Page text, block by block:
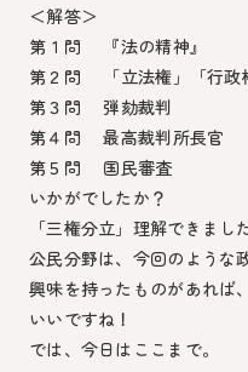
＜解答＞
第１問 『法の精神』
第２問 「立法権」「行政
第３問 弾劾裁判
第４問 最高裁判所長官
第５問 国民審査
いかがでしたか？
「三権分立」理解できまし
公民分野は、今回のような
興味を持ったものがあれば
いいですね！
では、今日はここまで。